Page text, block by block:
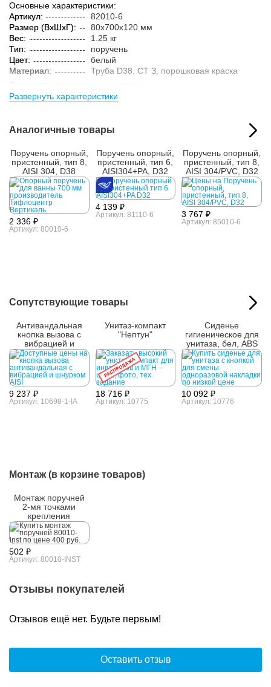
Основные характеристики:
Артикул:
82010-6
Размер (ВxШxГ):
80x700x120 мм
Вес:
1.25 кг
Тип:
поручень
Цвет:
белый
Материал:
Труба D38, СТ З, порошковая краска
Параметры упакованного товара:
Размер (ВxШxГ):
85x705x125 мм
упаковке:
Развернуть характеристики
Аналогичные товары
Поручень опорный,
пристенный, тип 8,
AISI 304, D38
2 336 ₽
Артикул: 80010-6
Поручень опорный,
пристенный, тип 6,
AISI304+PA, D32
4 139 ₽
Артикул: 81110-6
Поручень опорный,
пристенный, тип 8,
AISI 304/PVC, D32
3 767 ₽
Артикул: 85010-6
Сопутствующие товары
Антивандальная
кнопка вызова с
вибрацией и
шнурком AISI 304
9 237 ₽
Артикул: 10698-1-IA
РАСПРОДАЖА
Унитаз-компакт
"Нептун"
18 716 ₽
Артикул: 10775
Сиденье
гигиеническое для
унитаза, бел, ABS
10 092 ₽
Артикул: 10776
Монтаж (в корзине товаров)
Монтаж поручней
2-мя точками
крепления
502 ₽
Артикул: 80010-INST
Отзывы покупателей
Отзывов ещё нет. Будьте первым!
Оставить отзыв